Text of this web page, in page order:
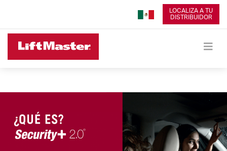
LOCALIZA A TU
DISTRIBUIDOR